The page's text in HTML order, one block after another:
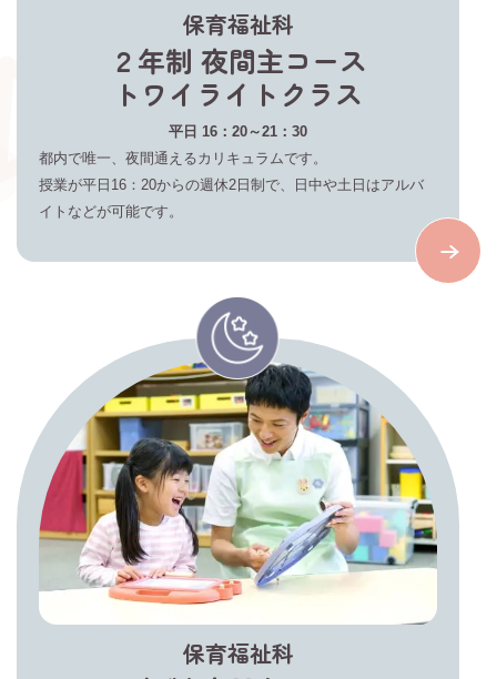
保育福祉科
２年制 夜間主コース
トワイライトクラス
平日 16：20～21：30
都内で唯一、夜間通えるカリキュラムです。
授業が平日16：20からの週休2日制で、日中や土日はアルバ
イトなどが可能です。
保育福祉科